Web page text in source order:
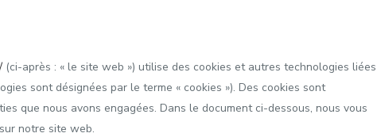
(ci-après : « le site web ») utilise des cookies et autres technologies liées
sont désignées par le terme « cookies »). Des cookies sont
que nous avons engagées. Dans le document ci-dessous, nous vous
notre site web.